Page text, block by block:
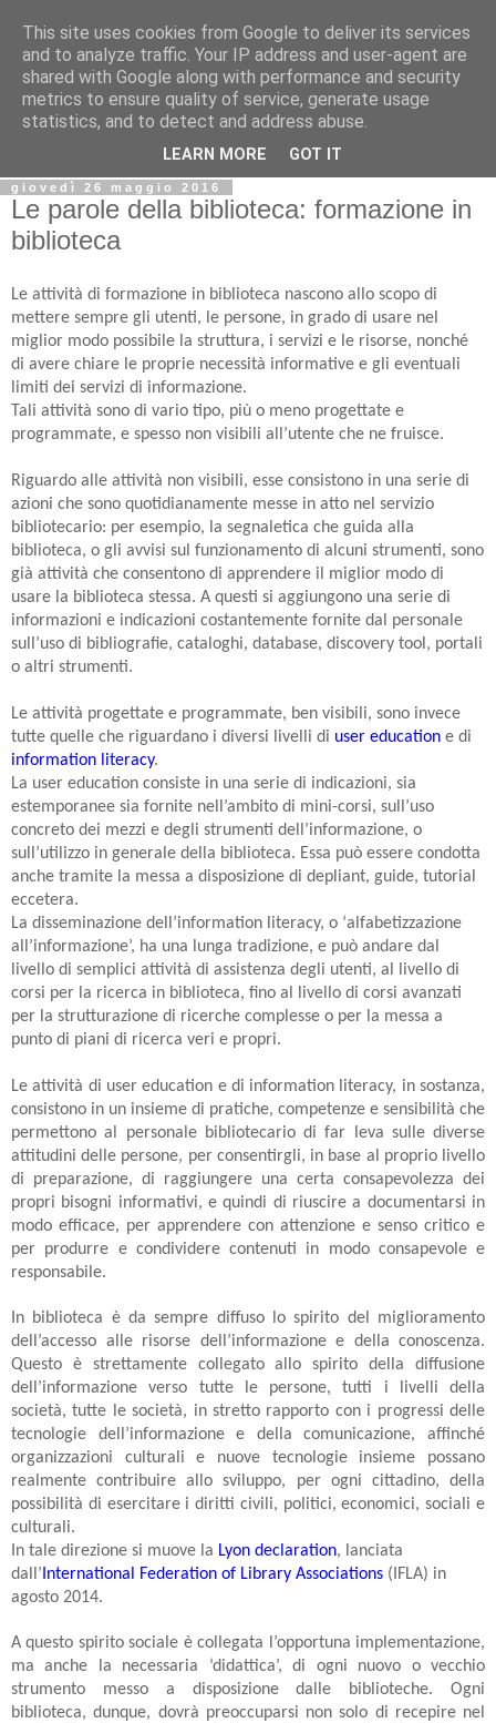
Biblio@rti in
Il Blog della Biblioteca di Area delle arti per condividere
informazioni iniziative incontri
giovedì 26 maggio 2016
Le parole della biblioteca: formazione in
biblioteca
Le attività di formazione in biblioteca nascono allo scopo di
mettere sempre gli utenti, le persone, in grado di usare nel
miglior modo possibile la struttura, i servizi e le risorse, nonché
di avere chiare le proprie necessità informative e gli eventuali
limiti dei servizi di informazione.
Tali attività sono di vario tipo, più o meno progettate e
programmate, e spesso non visibili all’utente che ne fruisce.
Riguardo alle attività non visibili, esse consistono in una serie di
azioni che sono quotidianamente messe in atto nel servizio
bibliotecario: per esempio, la segnaletica che guida alla
biblioteca, o gli avvisi sul funzionamento di alcuni strumenti, sono
già attività che consentono di apprendere il miglior modo di
usare la biblioteca stessa. A questi si aggiungono una serie di
informazioni e indicazioni costantemente fornite dal personale
sull’uso di bibliografie, cataloghi, database, discovery tool, portali
o altri strumenti.
Le attività progettate e programmate, ben visibili, sono invece
tutte quelle che riguardano i diversi livelli di user education e di
information literacy.
La user education consiste in una serie di indicazioni, sia
estemporanee sia fornite nell’ambito di mini-corsi, sull’uso
concreto dei mezzi e degli strumenti dell’informazione, o
sull’utilizzo in generale della biblioteca. Essa può essere condotta
anche tramite la messa a disposizione di depliant, guide, tutorial
eccetera.
La disseminazione dell’information literacy, o ‘alfabetizzazione
all’informazione’, ha una lunga tradizione, e può andare dal
livello di semplici attività di assistenza degli utenti, al livello di
corsi per la ricerca in biblioteca, fino al livello di corsi avanzati
per la strutturazione di ricerche complesse o per la messa a
punto di piani di ricerca veri e propri.
Le attività di user education e di information literacy, in sostanza,
consistono in un insieme di pratiche, competenze e sensibilità che
permettono al personale bibliotecario di far leva sulle diverse
attitudini delle persone, per consentirgli, in base al proprio livello
di preparazione, di raggiungere una certa consapevolezza dei
propri bisogni informativi, e quindi di riuscire a documentarsi in
modo efficace, per apprendere con attenzione e senso critico e
per produrre e condividere contenuti in modo consapevole e
responsabile.
In biblioteca è da sempre diffuso lo spirito del miglioramento
dell’accesso alle risorse dell’informazione e della conoscenza.
Questo è strettamente collegato allo spirito della diffusione
dell’informazione verso tutte le persone, tutti i livelli della
società, tutte le società, in stretto rapporto con i progressi delle
tecnologie dell’informazione e della comunicazione, affinché
organizzazioni culturali e nuove tecnologie insieme possano
realmente contribuire allo sviluppo, per ogni cittadino, della
possibilità di esercitare i diritti civili, politici, economici, sociali e
culturali.
In tale direzione si muove la Lyon declaration, lanciata
dall’ International Federation of Library Associations (IFLA) in
agosto 2014.
A questo spirito sociale è collegata l’opportuna implementazione,
ma anche la necessaria ‘didattica’, di ogni nuovo o vecchio
strumento messo a disposizione dalle biblioteche. Ogni
biblioteca, dunque, dovrà preoccuparsi non solo di recepire nel
This site uses cookies from Google to deliver its services
and to analyze traffic. Your IP address and user-agent are
shared with Google along with performance and security
metrics to ensure quality of service, generate usage
statistics, and to detect and address abuse.
LEARN MORE GOT IT